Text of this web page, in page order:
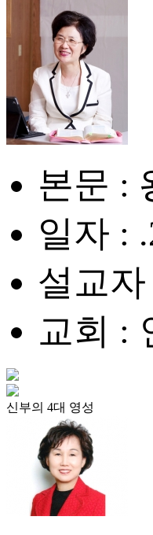
본문 :
일자 :
설교
교회 :
신부의 4대 영성